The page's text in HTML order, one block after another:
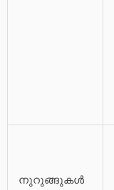
നുറുങ്ങുകൾ